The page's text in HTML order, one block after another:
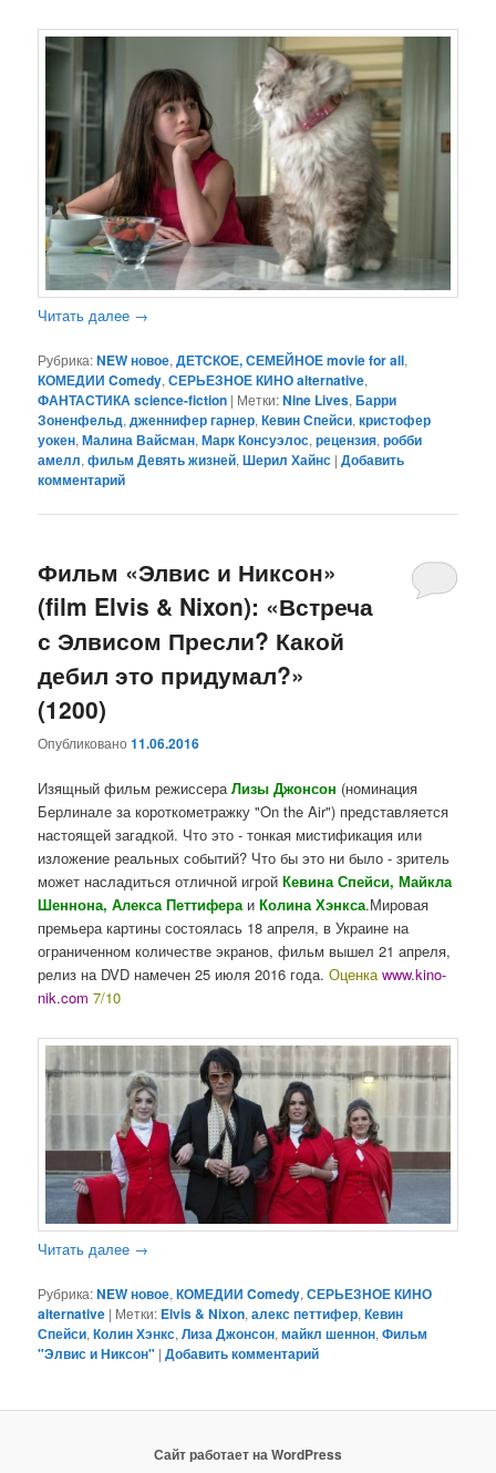
Читать далее →
Рубрика:NEW новое,ДЕТСКОЕ, СЕМЕЙНОЕ movie for all,
КОМЕДИИ Comedy,СЕРЬЕЗНОЕ КИНО alternative,
ФАНТАСТИКА science-fiction | Метки:Nine Lives,Барри
Зоненфельд,дженнифер гарнер,Кевин Спейси,кристофер
уокен,Малина Вайсман,Марк Консуэлос,рецензия,робби
амелл,фильм Девять жизней,Шерил Хайнс |Добавить
комментарий
Фильм «Элвис и Никсон»
(film Elvis & Nixon): «Встреча
с Элвисом Пресли? Какой
дебил это придумал?»
(1200)
Опубликовано11.06.2016
Изящный фильм режиссераЛизы Джонсон (номинация
Берлинале за короткометражку "On the Air") представляется
настоящей загадкой. Что это - тонкая мистификация или
изложение реальных событий? Что бы это ни было - зритель
может насладиться отличной игройКевина Спейси, Майкла
Шеннона, Алекса Петтифера иКолина Хэнкса.Мировая
премьера картины состоялась 18 апреля, в Украине на
ограниченном количестве экранов, фильм вышел 21 апреля,
релиз на DVD намечен 25 июля 2016 года.Оценкаwww.kino-
nik.com7/10
Читать далее →
Рубрика:NEW новое,КОМЕДИИ Comedy,СЕРЬЕЗНОЕ КИНО
alternative | Метки: Elvis & Nixon,алекс петтифер,Кевин
Спейси,Колин Хэнкс,Лиза Джонсон,майкл шеннон,Фильм
"Элвис и Никсон" |Добавить комментарий
Сайт работает на WordPress